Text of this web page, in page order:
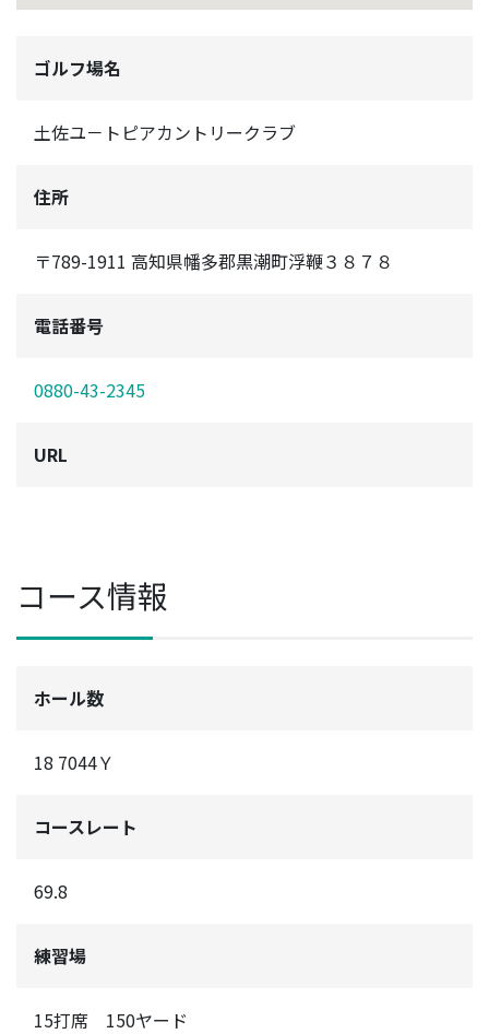
ゴルフ場名
土佐ユ－トピアカントリークラブ
住所
〒789-1911 高知県幡多郡黒潮町浮鞭３８７８
電話番号
0880-43-2345
URL
コース情報
ホール数
18 7044Ｙ
コースレート
69.8
練習場
15打席 150ヤード